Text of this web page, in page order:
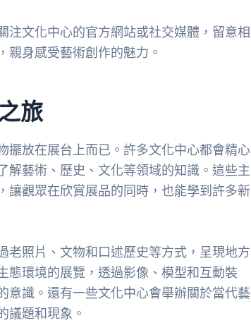
注文化中心的官方網站或社交媒體，留意相
親身感受藝術創作的魅力。
旅
擺放在展台上而已。許多文化中心都會精心
解藝術、歷史、文化等領域的知識。這些主
讓觀眾在欣賞展品的同時，也能學到許多新
老照片、文物和口述歷史等方式，呈現地方
態環境的展覽，透過影像、模型和互動裝
意識。還有一些文化中心會舉辦關於當代藝
議題和現象。